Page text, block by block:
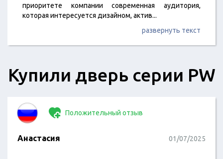
приоритете компании современная аудитория,
которая интересуется дизайном, актив...
развернуть текст
Купили дверь серии PW
Положительный отзыв
Анастасия 01/07/2025